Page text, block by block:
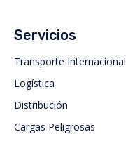
Servicios
Transporte Internacional
Logística
Distribución
Cargas Peligrosas